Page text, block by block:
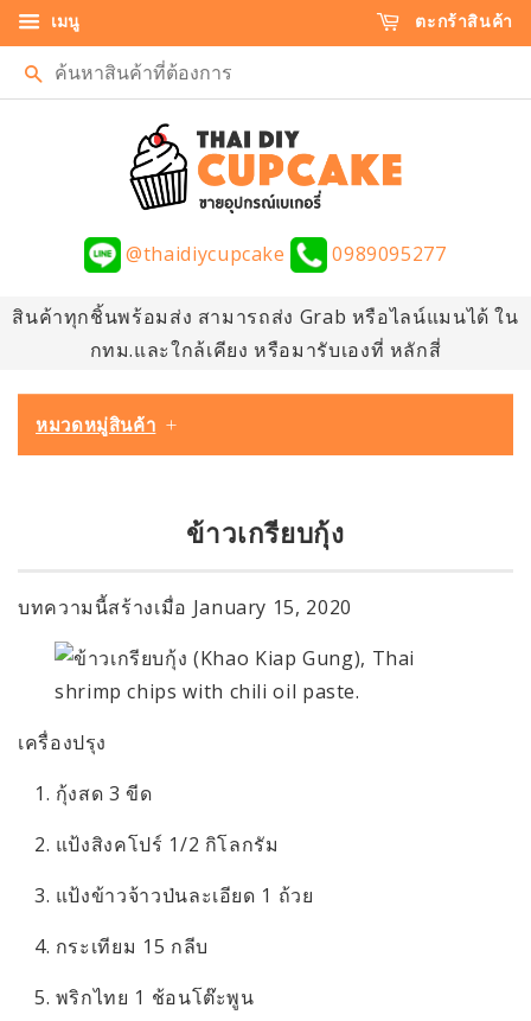
เมนู ตะกร้าสินค้า
ค้นหา
@thaidiycupcake 0989095277
สินค้าทุกชิ้นพร้อมส่ง สามารถส่ง Grab หรือไลน์แมนได้ ใน
กทม.และใกล้เคียง หรือมารับเองที่ หลักสี่
หมวดหมู่สินค้า
ข้าวเกรียบกุ้ง
บทความนี้สร้างเมื่อ January 15, 2020
เครื่องปรุง
1. กุ้งสด 3 ขีด
2. แป้งสิงคโปร์ 1/2 กิโลกรัม
3. แป้งข้าวจ้าวป่นละเอียด 1 ถ้วย
4. กระเทียม 15 กลีบ
5. พริกไทย 1 ช้อนโต๊ะพูน